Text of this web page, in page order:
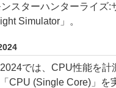
スターハンターライズ:
Simulator」。
では、CPU性能を計
CPU (Single Core)」を